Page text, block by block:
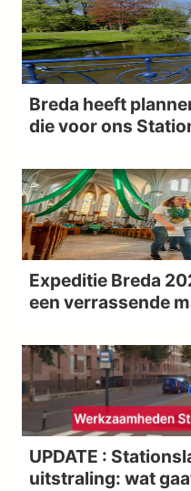
Breda heeft
die voor ons
Expeditie Breda
een verrassende
UPDATE :
uitstraling: wat